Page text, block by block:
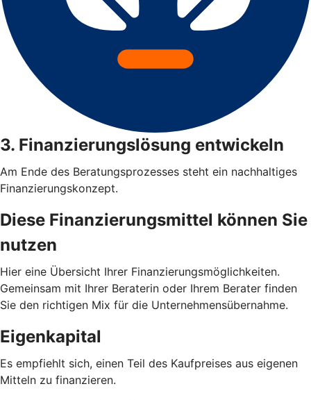
3. Finanzierungslösung entwickeln
Am Ende des Beratungsprozesses steht ein nachhaltiges
Finanzierungskonzept.
Diese Finanzierungsmittel können Sie
nutzen
Hier eine Übersicht Ihrer Finanzierungsmöglichkeiten.
Gemeinsam mit Ihrer Beraterin oder Ihrem Berater finden
Sie den richtigen Mix für die Unternehmensübernahme.
Eigenkapital
Es empfiehlt sich, einen Teil des Kaufpreises aus eigenen
Mitteln zu finanzieren.